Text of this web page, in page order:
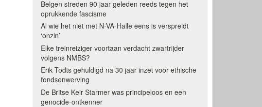
Belgen streden 90 jaar geleden reeds tegen het
oprukkende fascisme
Al wie het niet met N-VA-Halle eens is verspreidt
‘onzin’
Elke treinreiziger voortaan verdacht zwartrijder
volgens NMBS?
Erik Todts gehuldigd na 30 jaar inzet voor ethische
fondsenwerving
De Britse Keir Starmer was principeloos en een
genocide-ontkenner